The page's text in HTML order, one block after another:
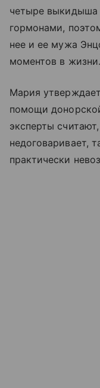
четыре выкидыша
гормонами,
нее и ее мужа
моментов в жизни.
Мария
помощи
эксперты
недоговаривает,
практически